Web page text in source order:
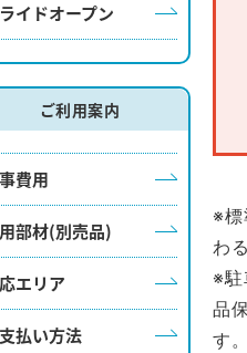
イドオープン
ご利用案内
費用
部材(別売品)
エリア
払い方法
※標
わ
※駐
品
す